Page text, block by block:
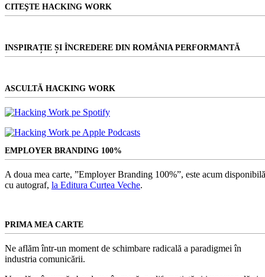
CITEŞTE HACKING WORK
INSPIRAȚIE ȘI ÎNCREDERE DIN ROMÂNIA PERFORMANTĂ
ASCULTĂ HACKING WORK
EMPLOYER BRANDING 100%
A doua mea carte, ”Employer Branding 100%”, este acum
cu autograf, la Editura Curtea Veche.
PRIMA MEA CARTE
Ne aflăm într-un moment de schimbare radicală a paradigmei în
industria comunicării.